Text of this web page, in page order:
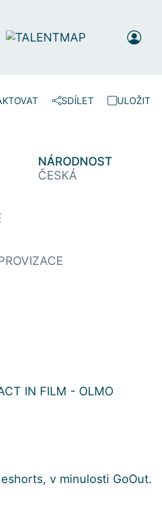
SDÍLET ULOŽIT
NÁRODNOST
ČESKÁ
IN FILM - OLMO
v minulosti GoOut.